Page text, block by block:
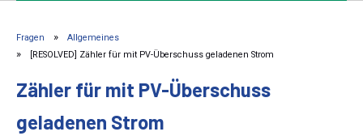
Fragen
Allgemeines
[RESOLVED] Zähler für mit PV-Überschuss geladenen Strom
Zähler für mit PV-Überschuss
geladenen Strom